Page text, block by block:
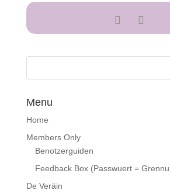
Menu
Home
Members Only
Benotzerguiden
Feedback Box (Passwuert =
De Veräin